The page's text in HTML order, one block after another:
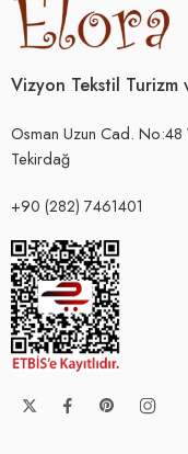
Vizyon Tekstil Turizm
Osman Uzun Cad.
Tekirdağ
+90 (282) 7461401